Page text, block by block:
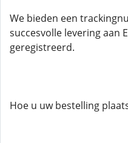
We bieden een
succesvolle levering aan
geregistreerd.
Hoe u uw bestelling